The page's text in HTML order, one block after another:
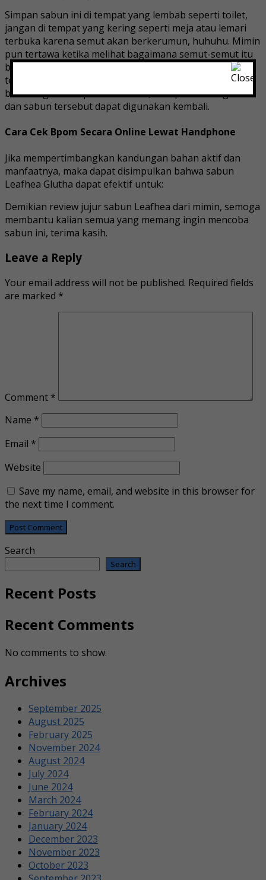
Simpan sabun ini di tempat yang lembab seperti toilet,
jangan di tempat yang kering seperti meja atau lemari
terbuka karena semut akan berkerumun, huhuhu. Mimin
pun tertawa ketika melihat bagaimana semut-semut itu
berkumpul, berlarian di dalam sabun. Namun jika hal ini
terjadi pada Leafhea Glutha Soap, orang yang
berbahagia tidak perlu khawatir, cukup bilas dengan air
dan sabun tersebut dapat digunakan kembali.
Cara Cek Bpom Secara Online Lewat Handphone
Jika mempertimbangkan kandungan bahan aktif dan
manfaatnya, maka dapat disimpulkan bahwa sabun
Leafhea Glutha dapat efektif untuk:
Demikian review jujur ​​sabun Leafhea dari mimin, semoga
membantu kalian semua yang memang ingin mencoba
sabun ini, terima kasih.
Leave a Reply
Your email address will not be published. Required fields
are marked *
Comment *
Name *
Email *
Website
Save my name, email, and website in this browser for
the next time I comment.
Search
Search
Recent Posts
Recent Comments
No comments to show.
Archives
September 2025
August 2025
February 2025
November 2024
August 2024
July 2024
June 2024
March 2024
February 2024
January 2024
December 2023
November 2023
October 2023